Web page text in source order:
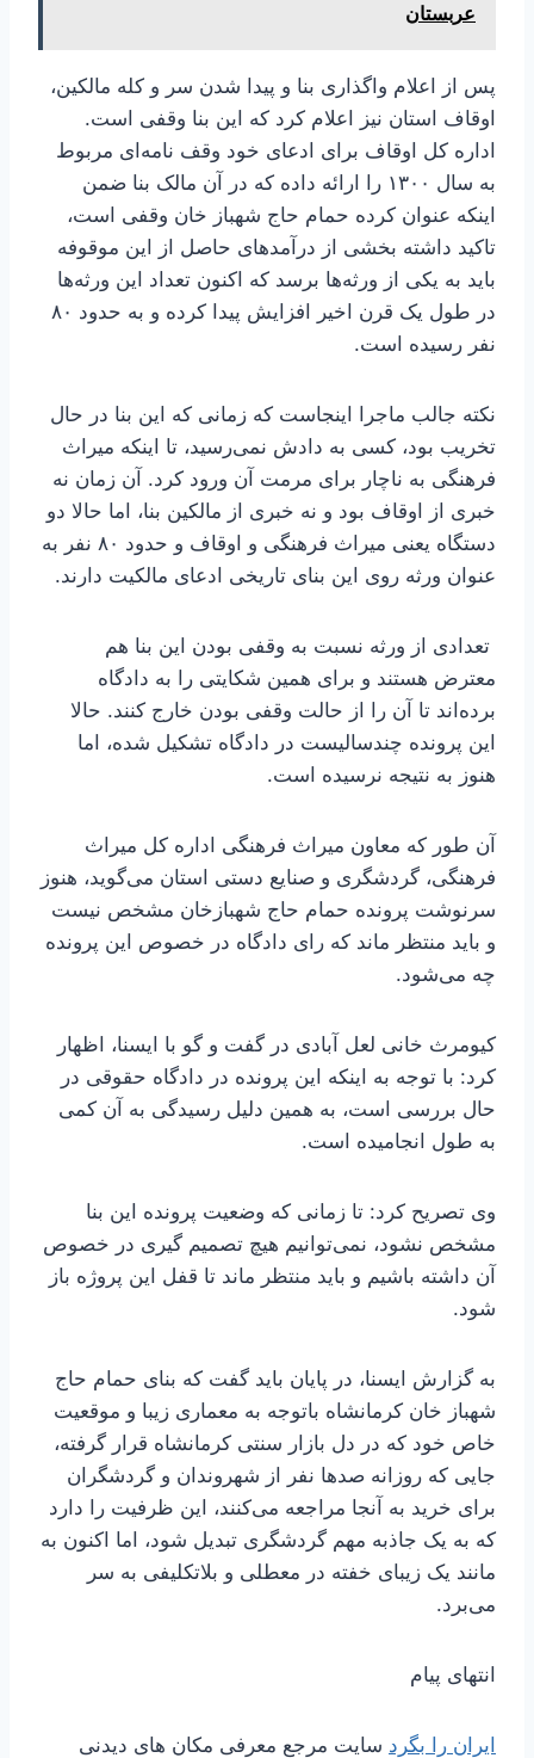
عربستان
پس از اعلام واگذاری بنا و پیدا شدن سر و کله مالکین،
اوقاف استان نیز اعلام کرد که این بنا وقفی است.
اداره کل اوقاف برای ادعای خود وقف نامه‌ای مربوط
به سال ۱۳۰۰ را ارائه داده که در آن مالک بنا ضمن
اینکه عنوان کرده حمام حاج شهباز خان وقفی است،
تاکید داشته بخشی از درآمدهای حاصل از این موقوفه
باید به یکی از ورثه‌ها برسد که اکنون تعداد این ورثه‌ها
در طول یک قرن اخیر افزایش پیدا کرده و به حدود ۸۰
نفر رسیده است.
نکته جالب ماجرا اینجاست که زمانی که این بنا در حال
تخریب بود، کسی به دادش نمی‌رسید، تا اینکه میراث
فرهنگی به ناچار برای مرمت آن ورود کرد. آن زمان نه
خبری از اوقاف بود و نه خبری از مالکین بنا، اما حالا دو
دستگاه یعنی میراث فرهنگی و اوقاف و حدود ۸۰ نفر به
عنوان ورثه روی این بنای تاریخی ادعای مالکیت دارند.
تعدادی از ورثه نسبت به وقفی بودن این بنا هم
معترض هستند و برای همین شکایتی را به دادگاه
برده‌اند تا آن را از حالت وقفی بودن خارج کنند. حالا
این پرونده چندسالیست در دادگاه تشکیل شده، اما
هنوز به نتیجه نرسیده است.
آن طور که معاون میراث فرهنگی اداره کل میراث
فرهنگی، گردشگری و صنایع دستی استان می‌گوید، هنوز
سرنوشت پرونده حمام حاج شهبازخان مشخص نیست
و باید منتظر ماند که رای دادگاه در خصوص این پرونده
چه می‌شود.
کیومرث خانی لعل آبادی در گفت و گو با ایسنا، اظهار
کرد: با توجه به اینکه این پرونده در دادگاه حقوقی در
حال بررسی است، به همین دلیل رسیدگی به آن کمی
به طول انجامیده است.
وی تصریح کرد: تا زمانی که وضعیت پرونده این بنا
مشخص نشود، نمی‌توانیم هیچ تصمیم گیری در خصوص
آن داشته باشیم و باید منتظر ماند تا قفل این پروژه باز
شود.
به گزارش ایسنا، در پایان باید گفت که بنای حمام حاج
شهباز خان کرمانشاه باتوجه به معماری زیبا و موقعیت
خاص خود که در دل بازار سنتی کرمانشاه قرار گرفته،
جایی که روزانه صدها نفر از شهروندان و گردشگران
برای خرید به آنجا مراجعه می‌کنند، این ظرفیت را دارد
که به یک جاذبه مهم گردشگری تبدیل شود، اما اکنون به
مانند یک زیبای خفته در معطلی و بلاتکلیفی به سر
می‌برد.
انتهای پیام
ایران را بگرد سایت مرجع معرفی مکان های دیدنی